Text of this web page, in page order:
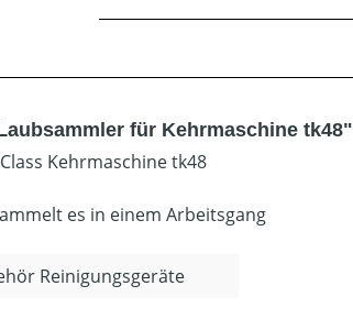
für Kehrmaschine tk48"
Kehrmaschine tk48
es in einem Arbeitsgang
Reinigungsgeräte